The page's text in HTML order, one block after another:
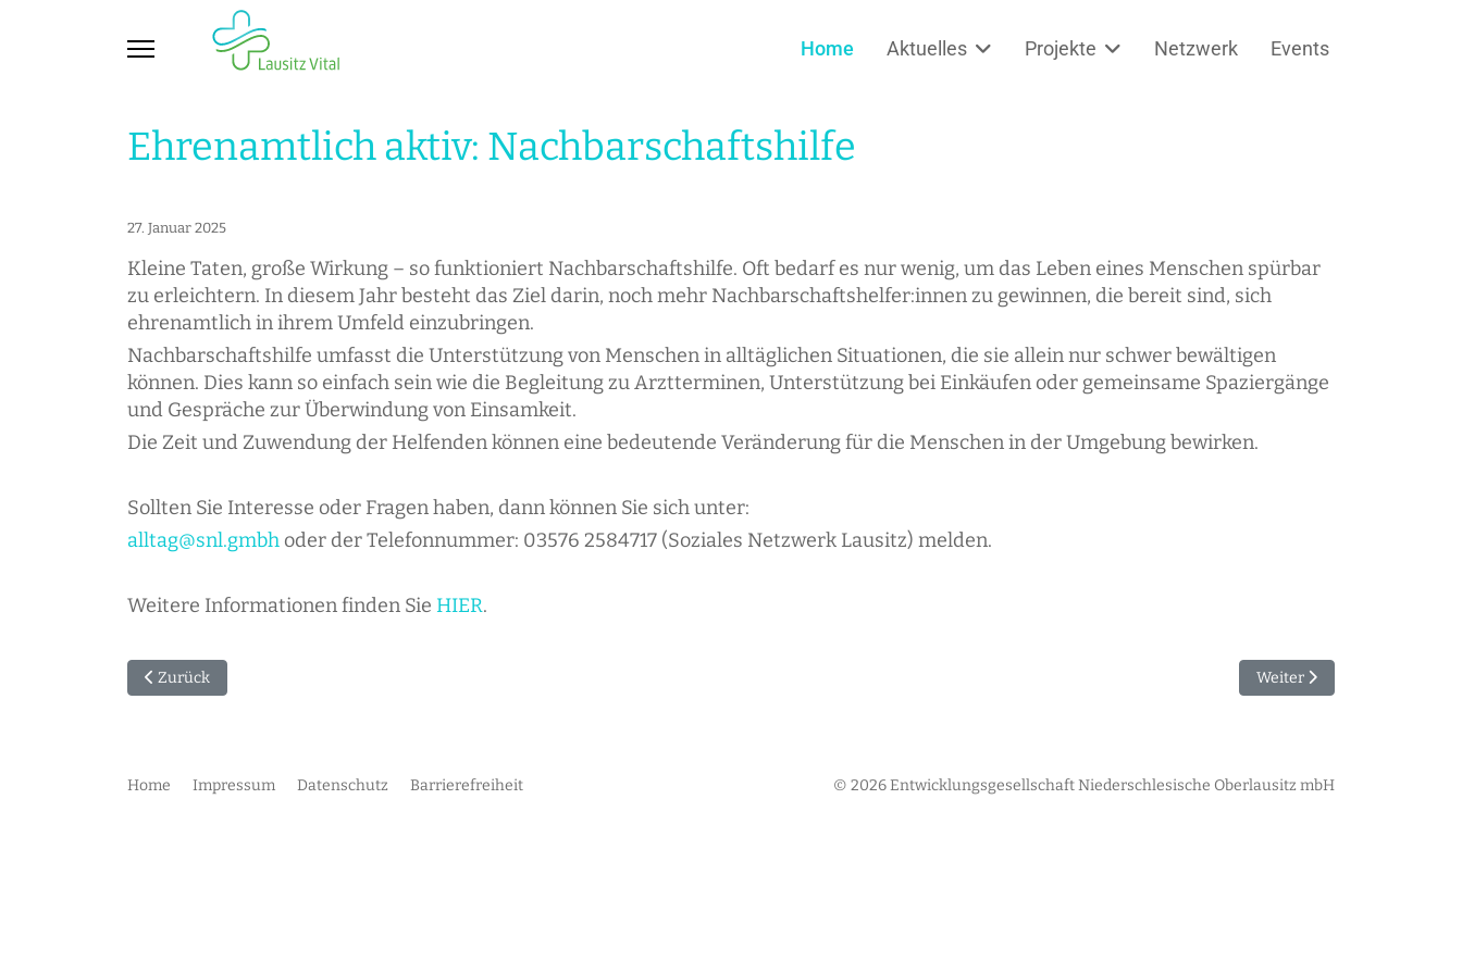
Home Aktuelles Projekte Netzwerk Events
Ehrenamtlich aktiv: Nachbarschaftshilfe
27. Januar 2025
Kleine Taten, große Wirkung – so funktioniert Nachbarschaftshilfe. Oft bedarf es nur wenig, um das Leben eines Menschen spürbar
zu erleichtern. In diesem Jahr besteht das Ziel darin, noch mehr Nachbarschaftshelfer:innen zu gewinnen, die bereit sind, sich
ehrenamtlich in ihrem Umfeld einzubringen.
Nachbarschaftshilfe umfasst die Unterstützung von Menschen in alltäglichen Situationen, die sie allein nur schwer bewältigen
können. Dies kann so einfach sein wie die Begleitung zu Arztterminen, Unterstützung bei Einkäufen oder gemeinsame Spaziergänge
und Gespräche zur Überwindung von Einsamkeit.
Die Zeit und Zuwendung der Helfenden können eine bedeutende Veränderung für die Menschen in der Umgebung bewirken.
Sollten Sie Interesse oder Fragen haben, dann können Sie sich unter:
alltag@snl.gmbh oder der Telefonnummer: 03576 2584717 (Soziales Netzwerk Lausitz) melden.
Weitere Informationen finden Sie HIER.
Vorheriger Beitrag: Pflege-Report 2024 zeigt regionale Unterschiede
Zurück Nächster Beitrag: KI im
Weiter
Home Impressum Datenschutz Barrierefreiheit © 2026 Entwicklungsgesellschaft Niederschlesische Oberlausitz mbH